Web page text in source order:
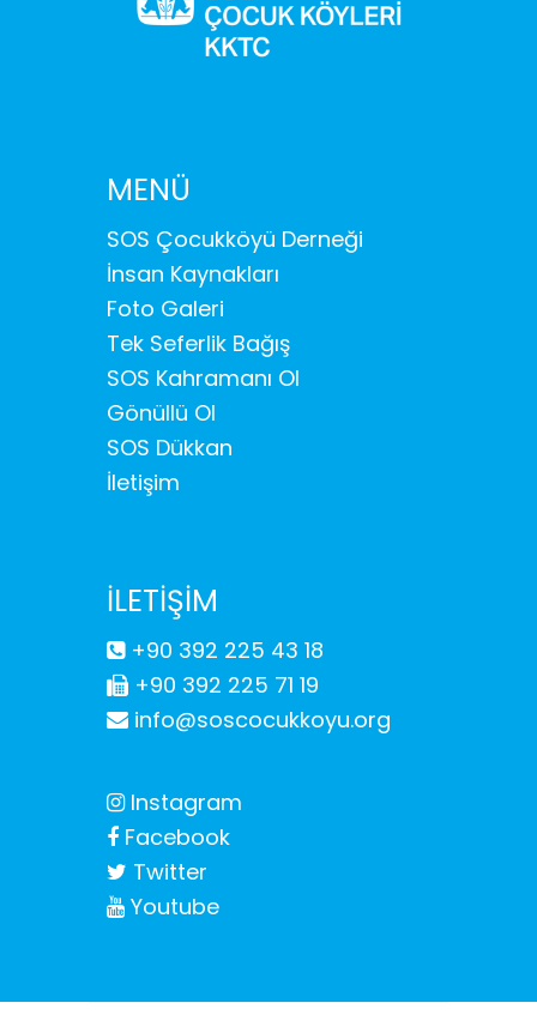
MENÜ
SOS Çocukköyü Derneği
İnsan Kaynakları
Foto Galeri
Tek Seferlik Bağış
SOS Kahramanı Ol
Gönüllü Ol
SOS Dükkan
İletişim
İLETİŞİM
+90 392 225 43 18
+90 392 225 71 19
info@soscocukkoyu.org
Instagram
Facebook
Twitter
Youtube